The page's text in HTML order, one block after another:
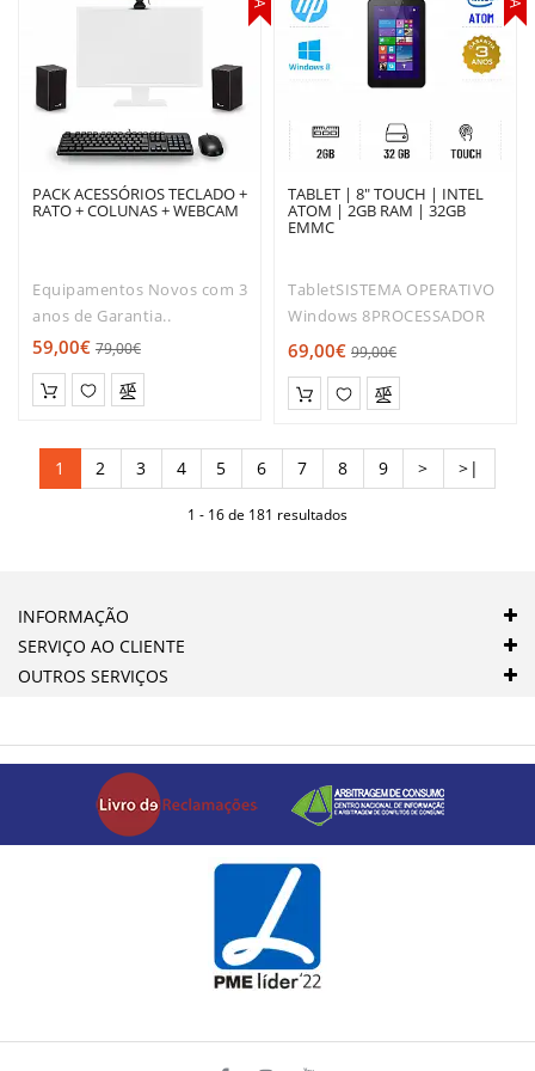
PACK ACESSÓRIOS TECLADO +
RATO + COLUNAS + WEBCAM
Equipamentos Novos com 3
anos de Garantia..
59,00€ 79,00€
TABLET | 8" TOUCH | INTEL
ATOM | 2GB RAM | 32GB
EMMC
TabletSISTEMA OPERATIVO
Windows 8PROCESSADOR
Intel Atom Quad-core 2.16
DDR3LCAPACIDADE
eMMCMONITOR •
800×1280,..
69,00€ 99,00€
1 2 3 4 5 6 7 8 9 > >|
1 - 16 de 181 resultados
INFORMAÇÃO
SERVIÇO AO CLIENTE
OUTROS SERVIÇOS